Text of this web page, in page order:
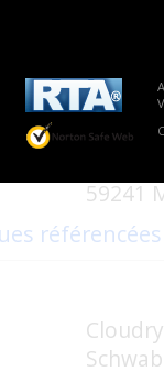
32
référencées
59241
référencées